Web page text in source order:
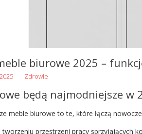
biurowe 2025 –
Zdrowie
będą najmodniejsze w
meble biurowe to te, które łączą
przestrzeni pracy sprzyjających